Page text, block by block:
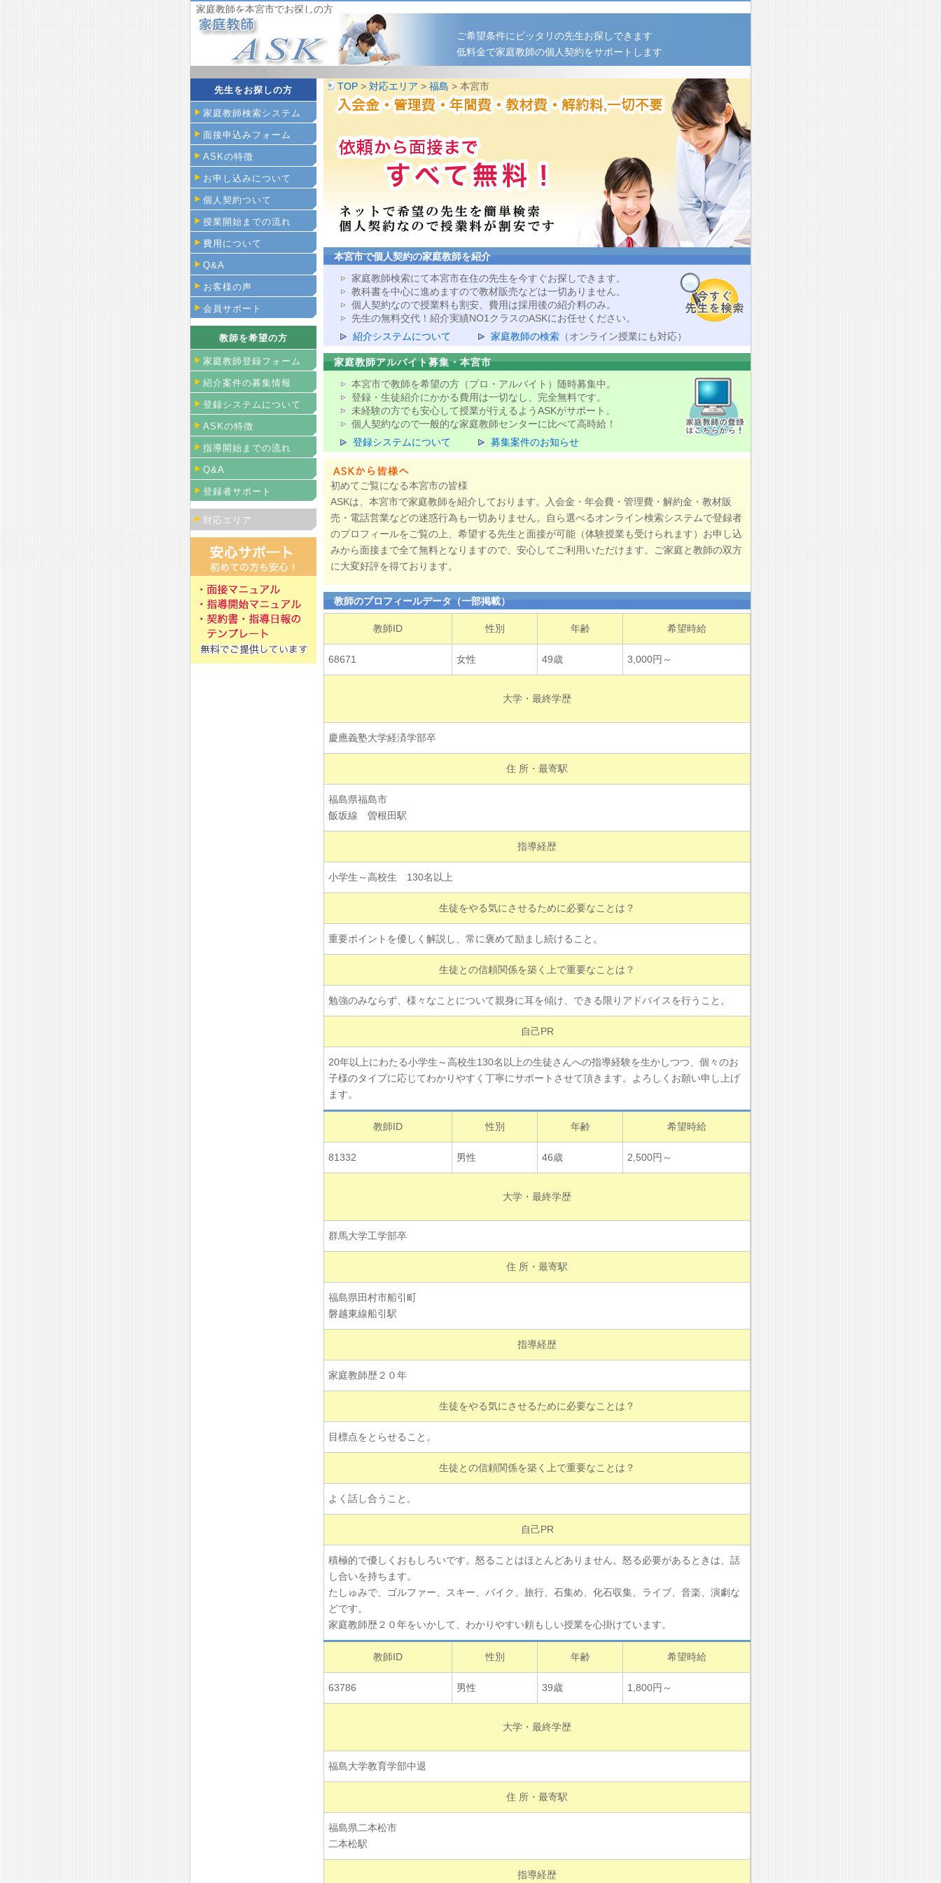
家庭教師を本宮市でお探しの方
ご希望条件にピッタリの先生お探しできます
低料金で家庭教師の個人契約をサポートします
TOP > 対応エリア > 福島 > 本宮市
本宮市で個人契約の家庭教師を紹介
家庭教師検索にて本宮市在住の先生を今すぐお探しできます。
教科書を中心に進めますので教材販売などは一切ありません。
個人契約なので授業料も割安、費用は採用後の紹介料のみ。
先生の無料交代！紹介実績NO1クラスのASKにお任せください。
紹介システムについて
家庭教師の検索 （オンライン授業にも対応）
家庭教師アルバイト募集・本宮市
本宮市で教師を希望の方（プロ・アルバイト）随時募集中。
登録・生徒紹介にかかる費用は一切なし、完全無料です。
未経験の方でも安心して授業が行えるようASKがサポート。
個人契約なので一般的な家庭教師センターに比べて高時給！
登録システムについて
募集案件のお知らせ
初めてご覧になる本宮市の皆様
ASKは、本宮市で家庭教師を紹介しております。入会金・年会費・管理費・解約金・教材販
売・電話営業などの迷惑行為も一切ありません。自ら選べるオンライン検索システムで登録者
のプロフィールをご覧の上、希望する先生と面接が可能（体験授業も受けられます）お申し込
みから面接まで全て無料となりますので、安心してご利用いただけます。ご家庭と教師の双方
に大変好評を得ております。
教師のプロフィールデータ（一部掲載）
教師ID 性別 年齢 希望時給
68671 女性 49歳 3,000円～
大学・最終学歴
慶應義塾大学経済学部卒
住 所・最寄駅
福島県福島市
飯坂線 曽根田駅
指導経歴
小学生～高校生 130名以上
生徒をやる気にさせるために必要なことは？
重要ポイントを優しく解説し、常に褒めて励まし続けること。
生徒との信頼関係を築く上で重要なことは？
勉強のみならず、様々なことについて親身に耳を傾け、できる限りアドバイスを行うこと。
自己PR
20年以上にわたる小学生～高校生130名以上の生徒さんへの指導経験を生かしつつ、個々のお
子様のタイプに応じてわかりやすく丁寧にサポートさせて頂きます。よろしくお願い申し上げ
ます。
教師ID 性別 年齢 希望時給
81332 男性 46歳 2,500円～
大学・最終学歴
群馬大学工学部卒
住 所・最寄駅
福島県田村市船引町
磐越東線船引駅
指導経歴
家庭教師歴２０年
生徒をやる気にさせるために必要なことは？
目標点をとらせること。
生徒との信頼関係を築く上で重要なことは？
よく話し合うこと。
自己PR
積極的で優しくおもしろいです。怒ることはほとんどありません。怒る必要があるときは、話
し合いを持ちます。
たしゅみで、ゴルファー、スキー、バイク、旅行、石集め、化石収集、ライブ、音楽、演劇な
どです。
家庭教師歴２０年をいかして、わかりやすい頼もしい授業を心掛けています。
教師ID 性別 年齢 希望時給
63786 男性 39歳 1,800円～
大学・最終学歴
福島大学教育学部中退
住 所・最寄駅
福島県二本松市
二本松駅
指導経歴
先生をお探しの方
家庭教師検索システム
面接申込みフォーム
ASKの特徴
お申し込みについて
個人契約ついて
授業開始までの流れ
費用について
Q&A
お客様の声
会員サポート
教師を希望の方
家庭教師登録フォーム
紹介案件の募集情報
登録システムについて
ASKの特徴
指導開始までの流れ
Q&A
登録者サポート
対応エリア